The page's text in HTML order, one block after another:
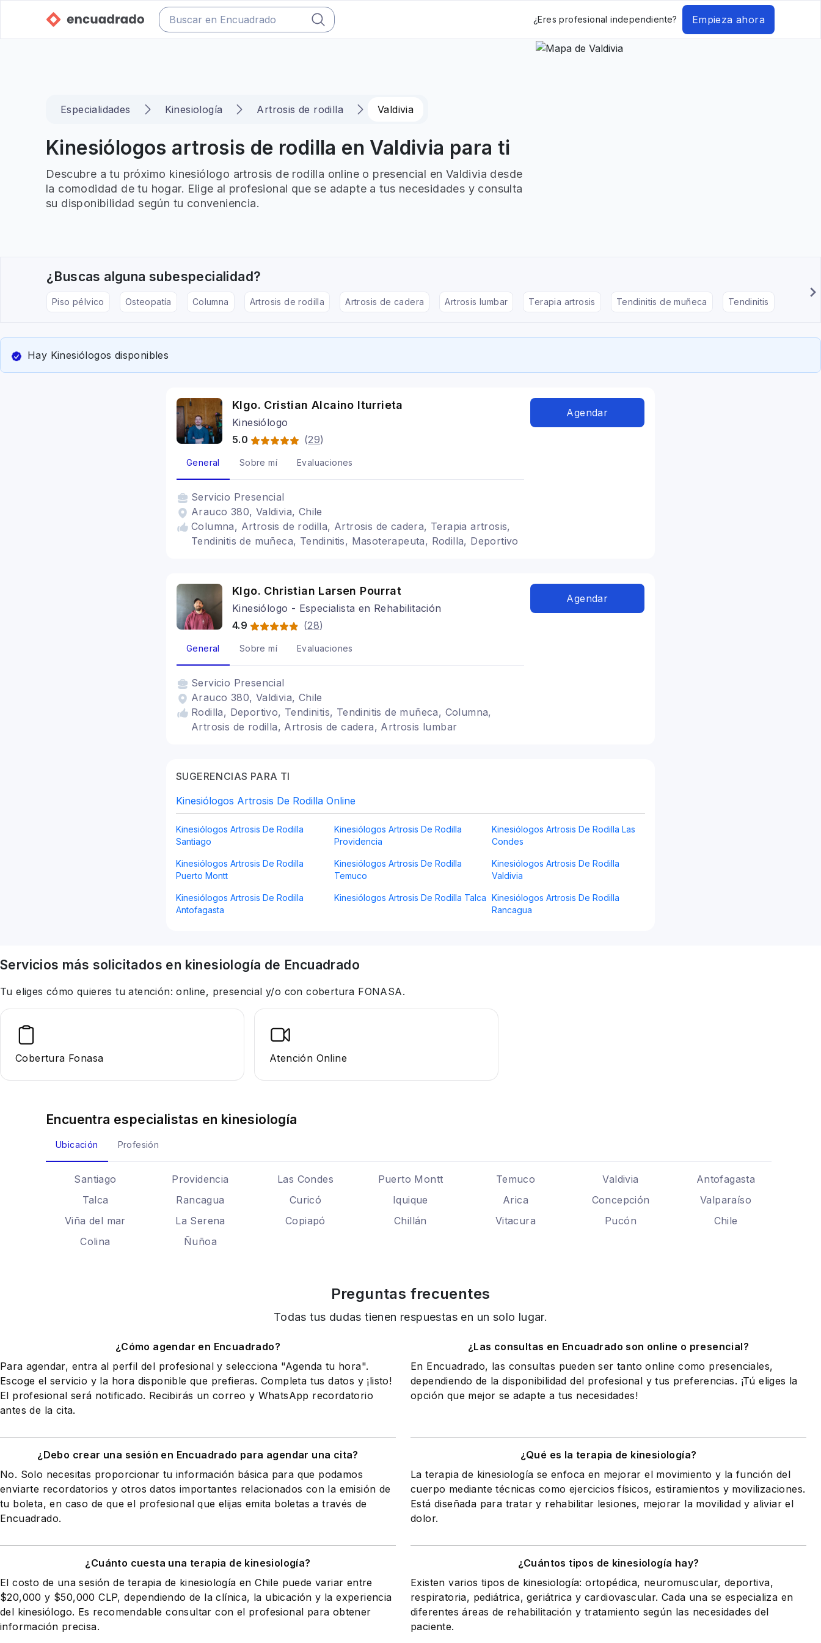
¿Eres profesional independiente? Empieza ahora
Especialidades Kinesiología Artrosis de rodilla Valdivia
Kinesiólogos artrosis de rodilla en Valdivia para ti
Descubre a tu próximo kinesiólogo artrosis de rodilla online o presencial en Valdivia desde
la comodidad de tu hogar. Elige al profesional que se adapte a tus necesidades y consulta
su disponibilidad según tu conveniencia.
¿Buscas alguna subespecialidad?
Piso pélvico Osteopatía Columna Artrosis de rodilla Artrosis de cadera Artrosis lumbar Terapia artrosis Tendinitis de muñeca Tendinitis
Hay Kinesiólogos disponibles
Klgo. Cristian Alcaino Iturrieta
Kinesiólogo
5.0
(29)
General Sobre mí Evaluaciones
Servicio Presencial
Arauco 380, Valdivia, Chile
Columna, Artrosis de rodilla, Artrosis de cadera, Terapia artrosis,
Tendinitis de muñeca, Tendinitis, Masoterapeuta, Rodilla, Deportivo
Agendar
Klgo. Christian Larsen Pourrat
Kinesiólogo - Especialista en Rehabilitación
4.9
(28)
General Sobre mí Evaluaciones
Servicio Presencial
Arauco 380, Valdivia, Chile
Rodilla, Deportivo, Tendinitis, Tendinitis de muñeca, Columna,
Artrosis de rodilla, Artrosis de cadera, Artrosis lumbar
Agendar
SUGERENCIAS PARA TI
Kinesiólogos Artrosis De Rodilla Online
Kinesiólogos Artrosis De Rodilla
Santiago
Kinesiólogos Artrosis De Rodilla
Providencia
Kinesiólogos Artrosis De Rodilla Las
Condes
Kinesiólogos Artrosis De Rodilla
Puerto Montt
Kinesiólogos Artrosis De Rodilla
Temuco
Kinesiólogos Artrosis De Rodilla
Valdivia
Kinesiólogos Artrosis De Rodilla
Antofagasta
Kinesiólogos Artrosis De Rodilla Talca
Kinesiólogos Artrosis De Rodilla
Rancagua
Servicios más solicitados en kinesiología de Encuadrado
Tu eliges cómo quieres tu atención: online, presencial y/o con cobertura FONASA.
Cobertura Fonasa Atención Online
Encuentra especialistas en kinesiología
Ubicación Profesión
Santiago Providencia Las Condes Puerto Montt Temuco Valdivia
Antofagasta
Talca
Rancagua Curicó Iquique Arica Concepción
Valparaíso
Viña del mar
La Serena Copiapó Chillán Vitacura Pucón
Chile
Colina
Ñuñoa
Preguntas frecuentes
Todas tus dudas tienen respuestas en un solo lugar.
¿Cómo agendar en Encuadrado?
Para agendar, entra al perfil del profesional y selecciona "Agenda tu hora".
Escoge el servicio y la hora disponible que prefieras. Completa tus datos y ¡listo!
El profesional será notificado. Recibirás un correo y WhatsApp recordatorio
antes de la cita.
¿Las consultas en Encuadrado son online o presencial?
En Encuadrado, las consultas pueden ser tanto online como presenciales,
dependiendo de la disponibilidad del profesional y tus preferencias. ¡Tú eliges la
opción que mejor se adapte a tus necesidades!
¿Debo crear una sesión en Encuadrado para agendar una cita?
No. Solo necesitas proporcionar tu información básica para que podamos
enviarte recordatorios y otros datos importantes relacionados con la emisión de
tu boleta, en caso de que el profesional que elijas emita boletas a través de
Encuadrado.
¿Qué es la terapia de kinesiología?
La terapia de kinesiología se enfoca en mejorar el movimiento y la función del
cuerpo mediante técnicas como ejercicios físicos, estiramientos y movilizaciones.
Está diseñada para tratar y rehabilitar lesiones, mejorar la movilidad y aliviar el
dolor.
¿Cuánto cuesta una terapia de kinesiología?
El costo de una sesión de terapia de kinesiología en Chile puede variar entre
$20,000 y $50,000 CLP, dependiendo de la clínica, la ubicación y la experiencia
del kinesiólogo. Es recomendable consultar con el profesional para obtener
información precisa.
¿Cuántos tipos de kinesiología hay?
Existen varios tipos de kinesiología: ortopédica, neuromuscular, deportiva,
respiratoria, pediátrica, geriátrica y cardiovascular. Cada una se especializa en
diferentes áreas de rehabilitación y tratamiento según las necesidades del
paciente.